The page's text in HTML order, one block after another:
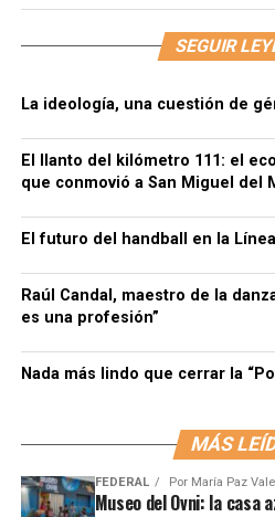
SEGUIR
La ideología, una cuestión de
El llanto del kilómetro 111: el
que conmovió a San Miguel del
El futuro del handball en la
Raúl Candal, maestro de la
es una profesión”
Nada más lindo que cerrar la
MÁS
FEDERAL Por María Paz
Museo del Ovni: la casa